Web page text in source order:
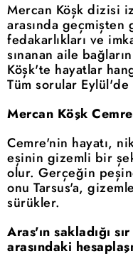
Mercan Köşk dizisi
arasında geçmişten
fedakarlıkları ve
sınanan aile
Köşk'te hayatlar
Tüm sorular Eylül'de
Mercan Köşk
Cemre'nin hayatı,
eşinin gizemli bir
olur. Gerçeğin
onu Tarsus'a,
sürükler.
Aras'ın sakladığı
arasındaki